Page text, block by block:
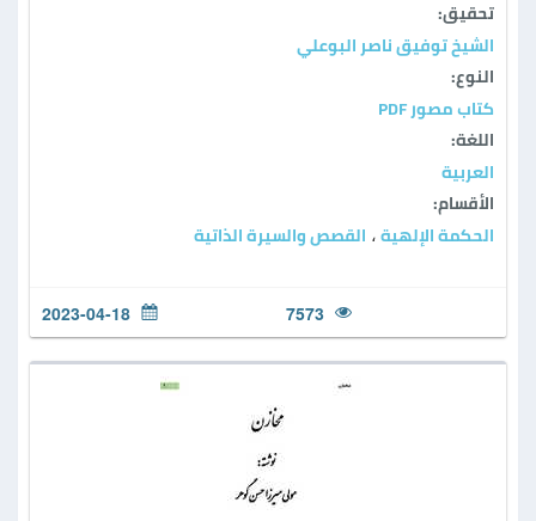
تحقيق:
الشيخ توفيق ناصر البوعلي
النوع:
كتاب مصور PDF
اللغة:
العربية
الأقسام:
الحكمة الإلهية ، القصص والسيرة الذاتية
7573
2023-04-18